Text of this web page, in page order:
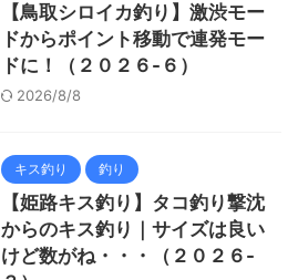
【鳥取シロイカ釣り】激渋モー
ドからポイント移動で連発モー
ドに！（２０２６-６）
2026/8/8
キス釣り 釣り
【姫路キス釣り】タコ釣り撃沈
からのキス釣り｜サイズは良い
けど数がね・・・（２０２６-